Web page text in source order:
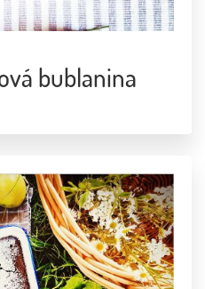
bublanina